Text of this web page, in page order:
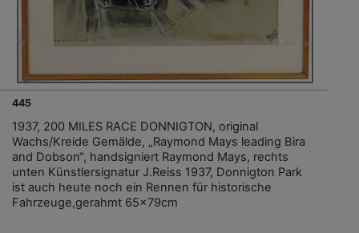
445
1937, 200 MILES RACE DONNIGTON, original
Wachs/Kreide Gemälde, „Raymond Mays leading Bira
and Dobson“, handsigniert Raymond Mays, rechts
unten Künstlersignatur J.Reiss 1937, Donnigton Park
ist auch heute noch ein Rennen für historische
Fahrzeuge,gerahmt 65x79cm